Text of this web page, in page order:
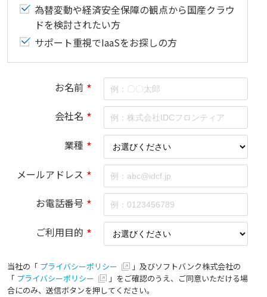
為替変動や経済安全保障の観点から国産クラウ
ドを検討されたい方
サポート重視でIaaSをお探しの方
お名前 *
会社名 *
業種 *
メールアドレス *
お電話番号 *
ご利用目的 *
当社の「 プライバシーポリシー
」及びソフトバンク株式会社の
「 プライバシーポリシー
」をご確認のうえ、ご同意いただける場
合にのみ、送信ボタンを押してください。